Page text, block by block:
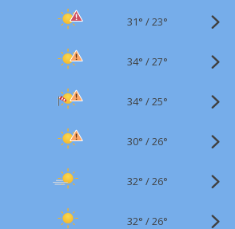
31° /23°
34° /27°
34° /25°
30° /26°
32° /26°
32° /26°